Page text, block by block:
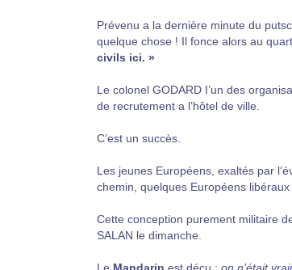
Prévenu a la dernière minute du
quelque chose ! Il fonce alors au
civils ici. »
Le colonel GODARD I’un des
de recrutement a l’hôtel de ville.
C’est un succès.
Les jeunes Européens, exaltés par
chemin, quelques Européens
Cette conception purement militaire
SALAN le dimanche.